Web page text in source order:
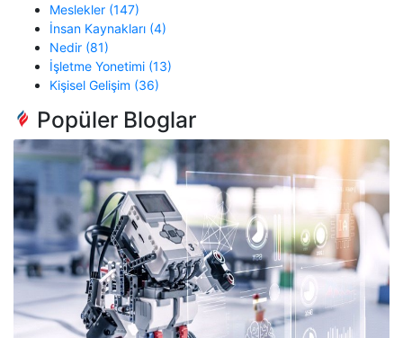
Meslekler (147)
İnsan Kaynakları (4)
Nedir (81)
İşletme Yonetimi (13)
Kişisel Gelişim (36)
Popüler Bloglar